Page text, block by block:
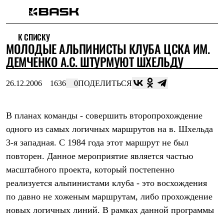
Интернет-магазин
Мужская одежда
Утепленная пухом
Куртки
Жилеты
Куртки
Штормовая одежда
Куртки
Софтшелл одежда
Куртки
Брюки
Флисовая одежда
Куртки
Брюки
К СПИСКУ
МОЛОДЫЕ АЛЬПИНИСТЫ КЛУБА ЦСКА ИМ.
ДЕМЧЕНКО А.С. ШТУРМУЮТ ШХЕЛЬДУ
26.12.2006 1636 0ПОДЕЛИТЬСЯ
В планах команды - совершить второпрохождение
одного из самых логичных маршрутов на в. Шхельда
3-я западная. С 1984 года этот маршрут не был
повторен. Данное мероприятие является частью
масштабного проекта, который постепенно
реализуется альпинистами клуба - это восхождения
по давно не хоженым маршрутам, либо прохождение
новых логичных линий. В рамках данной программы